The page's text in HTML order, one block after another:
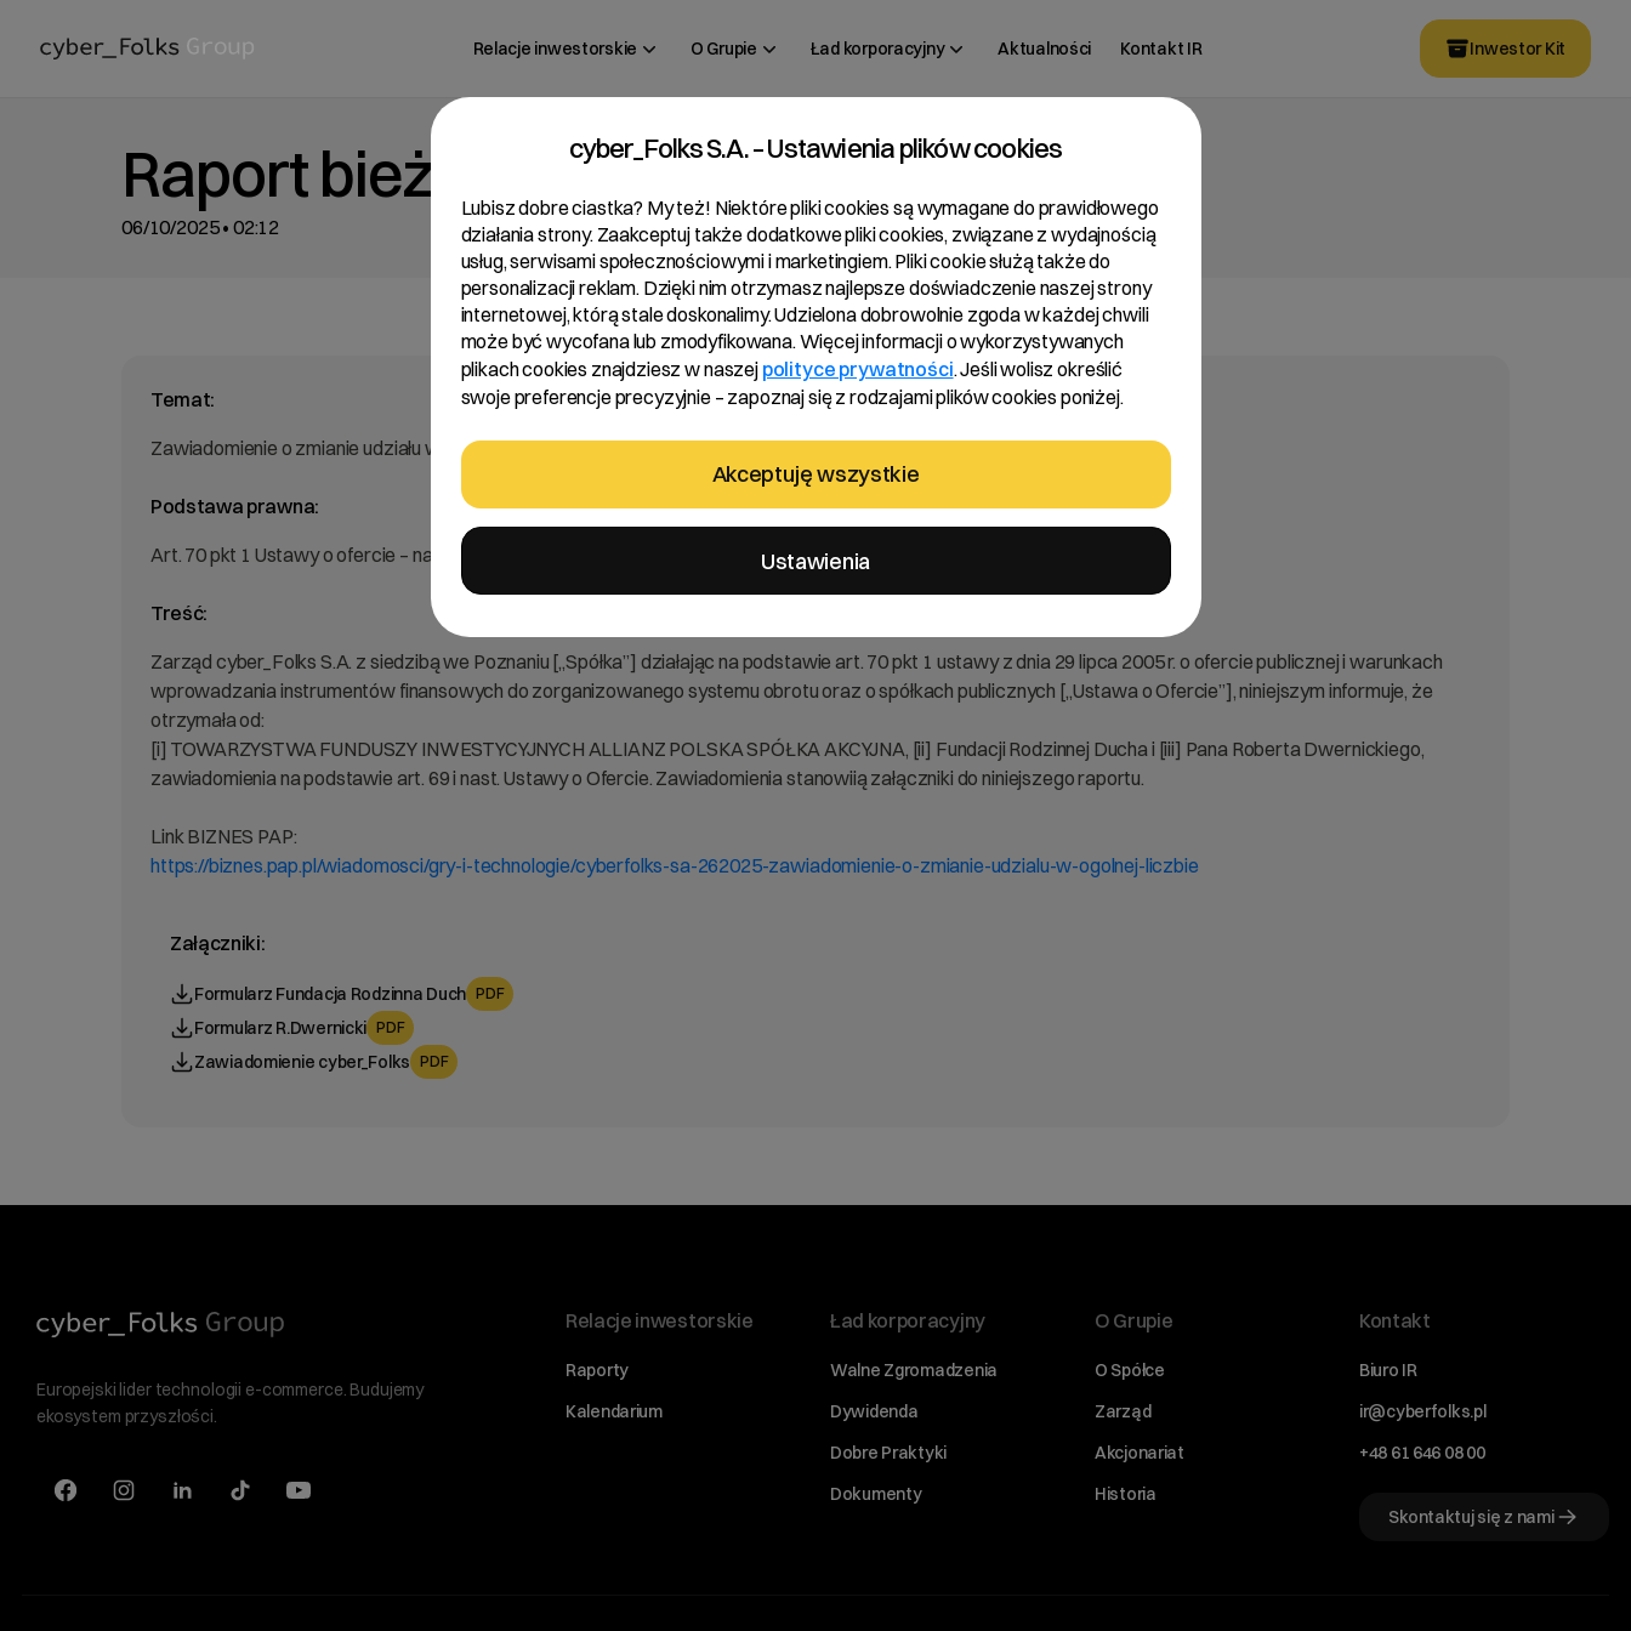
Relacje inwestorskie O Grupie Ład korporacyjny Aktualności Kontakt IR Inwestor Kit
Raport bieżący 26/2025
06/10/2025 • 02:12
Temat:
Zawiadomienie o zmianie udziału w ogólnej liczbie głosów
Podstawa prawna:
Art. 70 pkt 1 Ustawy o ofercie – nabycie lub zbycie znacznego pakietu akcji
Treść:
Zarząd cyber_Folks S.A. z siedzibą we Poznaniu [„Spółka”] działając na podstawie art. 70 pkt 1 ustawy z dnia 29 lipca 2005 r. o ofercie publicznej i warunkach
wprowadzania instrumentów finansowych do zorganizowanego systemu obrotu oraz o spółkach publicznych [„Ustawa o Ofercie”], niniejszym informuje, że
otrzymała od:
[i] TOWARZYSTWA FUNDUSZY INWESTYCYJNYCH ALLIANZ POLSKA SPÓŁKA AKCYJNA, [ii] Fundacji Rodzinnej Ducha i [iii] Pana Roberta Dwernickiego,
zawiadomienia na podstawie art. 69 i nast. Ustawy o Ofercie. Zawiadomienia stanowiią załączniki do niniejszego raportu.
Link BIZNES PAP:
https://biznes.pap.pl/wiadomosci/gry-i-technologie/cyberfolks-sa-262025-zawiadomienie-o-zmianie-udzialu-w-ogolnej-liczbie
Załączniki:
Formularz Fundacja Rodzinna Duch PDF
Formularz R.Dwernicki PDF
Zawiadomienie cyber_Folks PDF
Europejski lider technologii e-commerce. Budujemy
ekosystem przyszłości.
Relacje inwestorskie
Raporty
Kalendarium
Ład korporacyjny
Walne Zgromadzenia
Dywidenda
Dobre Praktyki
Dokumenty
O Grupie
O Spółce
Zarząd
Akcjonariat
Historia
Kontakt
Biuro IR
ir@cyberfolks.pl
+48 61 646 08 00
Skontaktuj się z nami
cyber_Folks S.A. – Ustawienia plików cookies
Lubisz dobre ciastka? My też! Niektóre pliki cookies są wymagane do prawidłowego
działania strony. Zaakceptuj także dodatkowe pliki cookies, związane z wydajnością
usług, serwisami społecznościowymi i marketingiem. Pliki cookie służą także do
personalizacji reklam. Dzięki nim otrzymasz najlepsze doświadczenie naszej strony
internetowej, którą stale doskonalimy. Udzielona dobrowolnie zgoda w każdej chwili
może być wycofana lub zmodyfikowana. Więcej informacji o wykorzystywanych
plikach cookies znajdziesz w naszej polityce prywatności. Jeśli wolisz określić
swoje preferencje precyzyjnie – zapoznaj się z rodzajami plików cookies poniżej.
Akceptuję wszystkie
Ustawienia